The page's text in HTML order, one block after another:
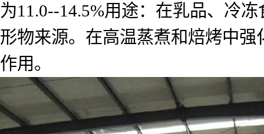
为11.0--14.5%用途：在乳品、冷
形物来源。在高温蒸煮和焙烤中
作用。